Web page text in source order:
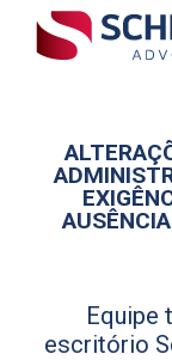
Equipe
escritório